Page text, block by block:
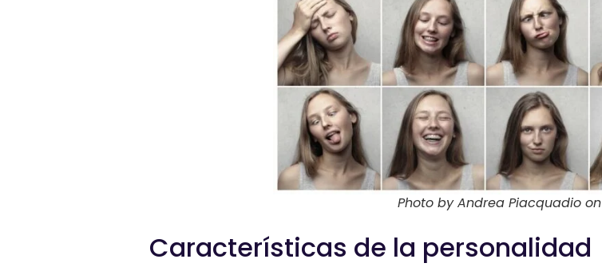
Photo by Andrea Piacquadio on
Características de la personalidad